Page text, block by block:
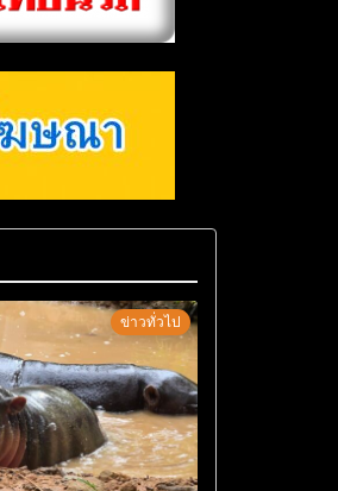
ข่าวทั่วไป